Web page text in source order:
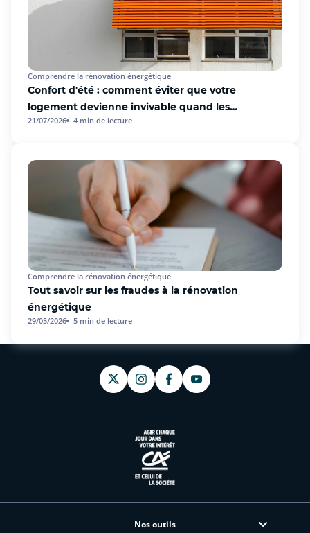
Confort d'été : comment éviter que votre
logement devienne invivable quand les
températures montent
Comprendre la rénovation énergétique
21/07/2026 4 min de lecture
Tout savoir sur les fraudes à la rénovation
énergétique
Comprendre la rénovation énergétique
29/05/2026 5 min de lecture
Nos outils